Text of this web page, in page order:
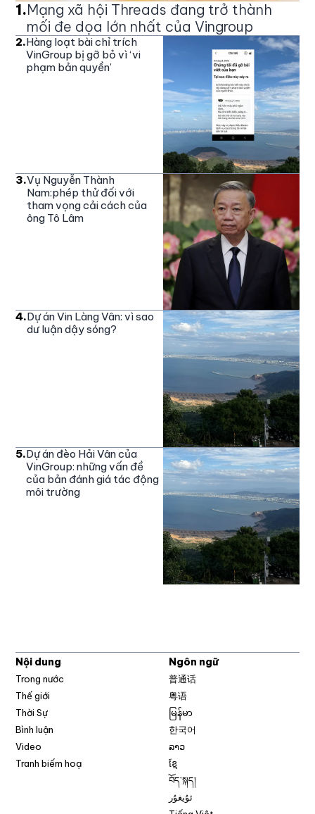
1.Mạng xã hội Threads đang trở thành
mối đe dọa lớn nhất của Vingroup
2.Hàng loạt bài chỉ trích
VinGroup bị gỡ bỏ vì ‘vi
phạm bản quyền’
3.Vụ Nguyễn Thành
Nam:phép thử đối với
tham vọng cải cách của
ông Tô Lâm
4.Dự án Vin Làng Vân: vì sao
dư luận dậy sóng?
5.Dự án đèo Hải Vân của
VinGroup: những vấn đề
của bản đánh giá tác động
môi trường
Nội dung
Trong nước
Thế giới
Thời Sự
Bình luận
Video
Tranh biếm hoạ
Ngôn ngữ
普通话
粤语
မြန်မာ
한국어
ລາວ
ខ្មែ
བོད་སྐད།
ئۇيغۇر